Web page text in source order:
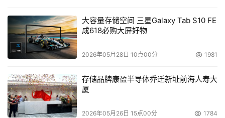
大容量存储空间 三星Galaxy Tab S10 FE
成618必购大屏好物
2026年05月28日 10点00分 1981
存储品牌康盈半导体乔迁新址前海人寿大
厦
2026年05月26日 15点00分 1784